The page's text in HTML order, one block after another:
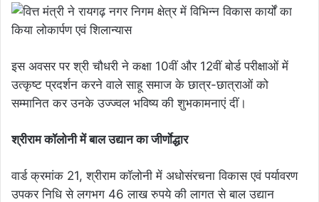
इस अवसर पर श्री चौधरी ने कक्षा 10वीं और 12वीं बोर्ड परीक्षाओं में
उत्कृष्ट प्रदर्शन करने वाले साहू समाज के छात्र-छात्राओं को
सम्मानित कर उनके उज्ज्वल भविष्य की शुभकामनाएं दीं।
श्रीराम कॉलोनी में बाल उद्यान का जीर्णाेद्धार
वार्ड क्रमांक 21, श्रीराम कॉलोनी में अधोसंरचना विकास एवं पर्यावरण
उपकर निधि से लगभग 46 लाख रुपये की लागत से बाल उद्यान